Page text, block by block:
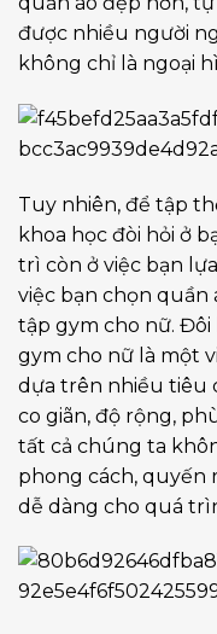
được nhiều người
không chỉ là ngoại
Tuy nhiên, để tập
khoa học đòi hỏi ở
trì còn ở việc bạn
việc bạn chọn quần
tập gym cho nữ. Đôi
gym cho nữ là một
dựa trên nhiều tiêu
co giãn, độ rộng,
tất cả chúng ta
phong cách, quyến
dễ dàng cho quá